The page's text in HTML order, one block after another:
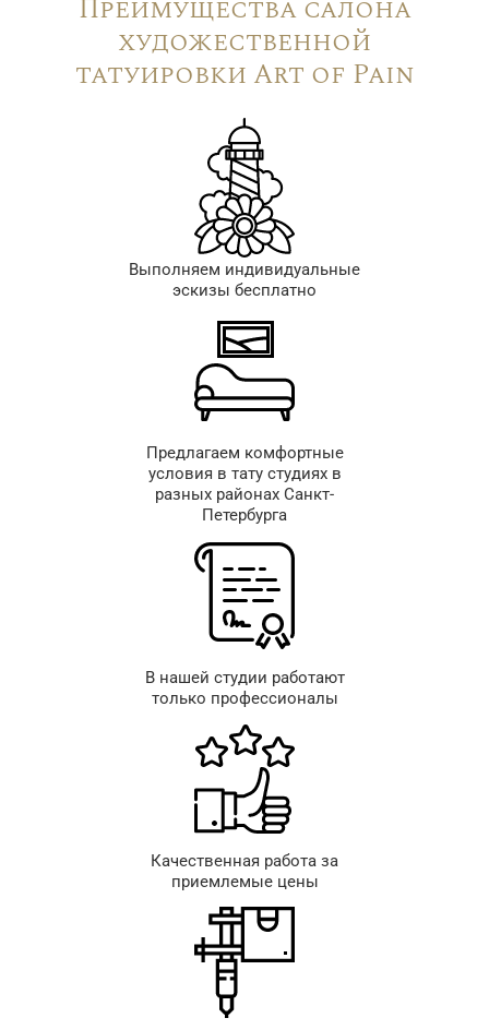
Преимущества салона
художественной
татуировки Art of Pain
Выполняем индивидуальные
эскизы бесплатно
Предлагаем комфортные
условия в тату студиях в
разных районах Санкт-
Петербурга
В нашей студии работают
только профессионалы
Качественная работа за
приемлемые цены